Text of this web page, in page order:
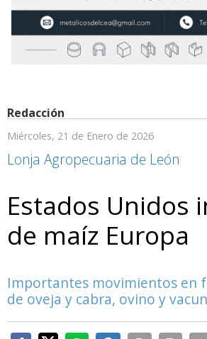
Redacción
Miércoles, 21 de Enero de 2026
Lonja Agropecuaria de León
Estados Unidos
de maíz Europa
Importantes movimientos en
de oveja y cabra, ovino y